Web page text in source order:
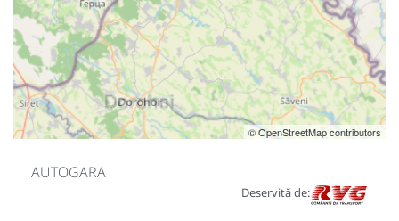
© OpenStreetMap contributors
AUTOGARA
Deservită de: